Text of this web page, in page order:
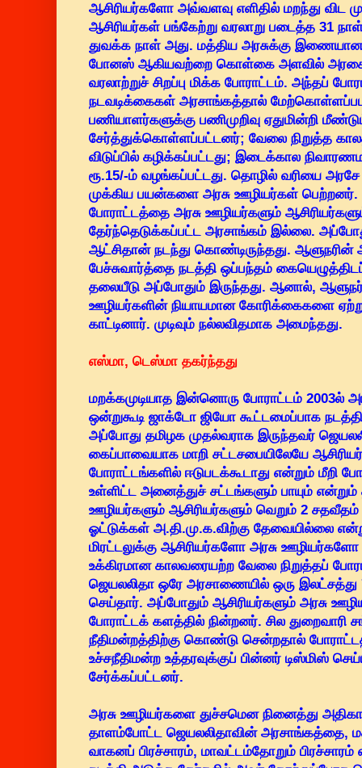
ஆசிரியர்களோ அவ்வளவு எளிதில் மறந்து விட
ஆசிரியர்கள் பங்கேற்று வரலாறு படைத்த 31
துவக்க நாள் அது. மத்திய அரசுக்கு
போனஸ் ஆகியவற்றை கொள்கை அளவில்
வரலாற்றுச் சிறப்பு மிக்க போராட்டம். அந்தப்
நடவடிக்கைகள் அரசாங்கத்தால்
பணியாளர்களுக்கு பணிமுறிவு ஏதுமின்றி
சேர்த்துக்கொள்ளப்பட்டனர்; வேலை நிறுத்த
விடுப்பில் கழிக்கப்பட்டது; இடைக்கால
ரூ.15/-ம் வழங்கப்பட்டது. தொழில் வரியை
முக்கிய பயன்களை அரசு ஊழியர்கள்
போராட்டத்தை அரசு ஊழியர்களும்
தேர்ந்தெடுக்கப்பட்ட அரசாங்கம் இல்லை.
ஆட்சிதான் நடந்து கொண்டிருந்தது.
பேச்சுவார்த்தை நடத்தி ஒப்பந்தம்
தலையீடு அப்போதும் இருந்தது. ஆனால்,
ஊழியர்களின் நியாயமான கோரிக்கைகளை
காட்டினார். முடிவும் நல்லவிதமாக அமைந்தது.
எஸ்மா, டெஸ்மா தகர்ந்தது
மறக்கமுடியாத இன்னொரு போராட்டம் 2003ல்
ஒன்றுகூடி ஜாக்டோ ஜியோ கூட்டமைப்பாக
அப்போது தமிழக முதல்வராக இருந்தவர்
கைப்பாவையாக மாறி சட்டசபையிலேயே
போராட்டங்களில் ஈடுபடக்கூடாது என்றும் மீறி
உள்ளிட்ட அனைத்துச் சட்டங்களும் பாயும்
ஊழியர்களும் ஆசிரியர்களும் வெறும் 2
ஓட்டுக்கள் அ.தி.மு.க.விற்கு தேவையில்லை
மிரட்டலுக்கு ஆசிரியர்களோ அரசு
உக்கிரமான காலவரையற்ற வேலை நிறுத்தப்
ஜெயலலிதா ஒரே அரசாணையில் ஒரு இலட்சத்து
செய்தார். அப்போதும் ஆசிரியர்களும் அரசு
போராட்டக் களத்தில் நின்றனர். சில
நீதிமன்றத்திற்கு கொண்டு சென்றதால்
உச்சநீதிமன்ற உத்தரவுக்குப் பின்னர் டிஸ்மிஸ்
சேர்க்கப்பட்டனர்.
அரசு ஊழியர்களை துச்சமென நினைத்து
தாளம்போட்ட ஜெயலலிதாவின் அரசாங்கத்தை,
வாகனப் பிரச்சாரம், மாவட்டம்தோறும்